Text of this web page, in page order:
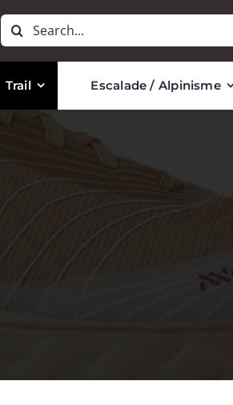
Rechercher:
Trail Escalade / Alpinisme